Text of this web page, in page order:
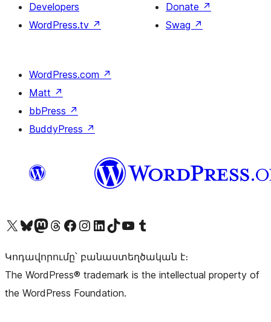
Developers
WordPress.tv ↗
Donate ↗
Swag ↗
WordPress.com ↗
Matt ↗
bbPress ↗
BuddyPress ↗
Visit our X (formerly Twitter) account
Visit our Bluesky account
Visit our Mastodon account
Visit our Threads account
Visit our Facebook pageVisit our Instagram account
Visit our LinkedIn account
Visit our TikTok account
Visit our YouTube channel
Visit our Tumblr account
Կոդավորումը՝ բանաստեղծական է։
The WordPress® trademark is the intellectual property of
the WordPress Foundation.